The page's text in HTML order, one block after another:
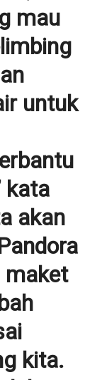
mau
untuk
kata
akan
maket
kita.